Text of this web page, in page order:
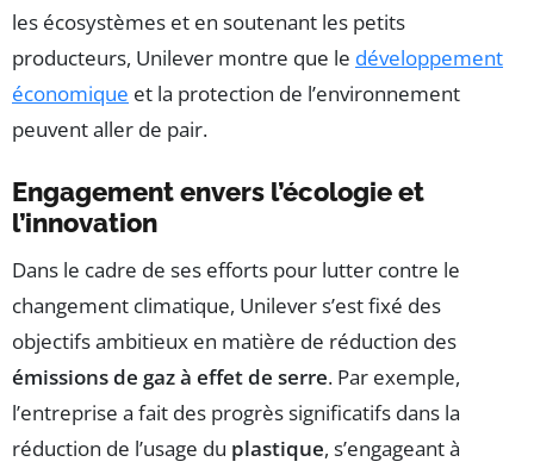
les écosystèmes et en soutenant les petits
producteurs, Unilever montre que le développement
économique et la protection de l’environnement
peuvent aller de pair.
Engagement envers l’écologie et
l’innovation
Dans le cadre de ses efforts pour lutter contre le
changement climatique, Unilever s’est fixé des
objectifs ambitieux en matière de réduction des
émissions de gaz à effet de serre. Par exemple,
l’entreprise a fait des progrès significatifs dans la
réduction de l’usage du plastique, s’engageant à